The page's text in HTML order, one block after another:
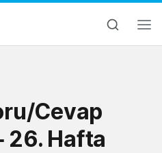
Cevap
26. Hafta